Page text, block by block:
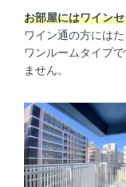
お部屋にはワイン
ワイン通の方には
ワンルームタイプ
ません。